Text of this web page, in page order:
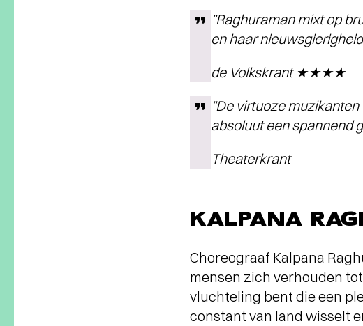
”Raghuraman mixt op
en haar
de Volkskrant ★★★★
”De virtuoze
absoluut een spannend
Theaterkrant
KALPANA
Choreograaf Kalpana
mensen zich verhouden
vluchteling bent die een
constant van land wisselt